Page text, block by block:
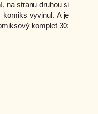
na stranu druhou si
komiks vyvinul. A je
komplet 30: